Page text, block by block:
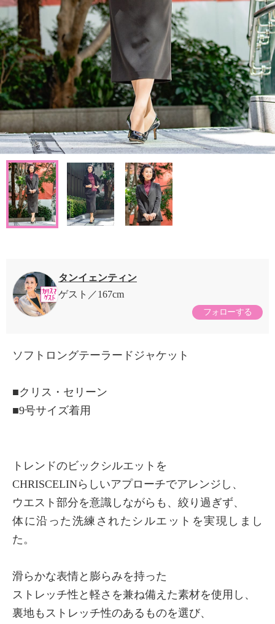
タンイェンティン
ゲスト
167cm
フォローする
ソフトロングテーラードジャケット
■クリス・セリーン
■9号サイズ着用
トレンドのビックシルエットを
CHRISCELINらしいアプローチでアレンジし、
ウエスト部分を意識しながらも、絞り過ぎず、
体に沿った洗練されたシルエットを実現しまし
た。
滑らかな表情と膨らみを持った
ストレッチ性と軽さを兼ね備えた素材を使用し、
裏地もストレッチ性のあるものを選び、